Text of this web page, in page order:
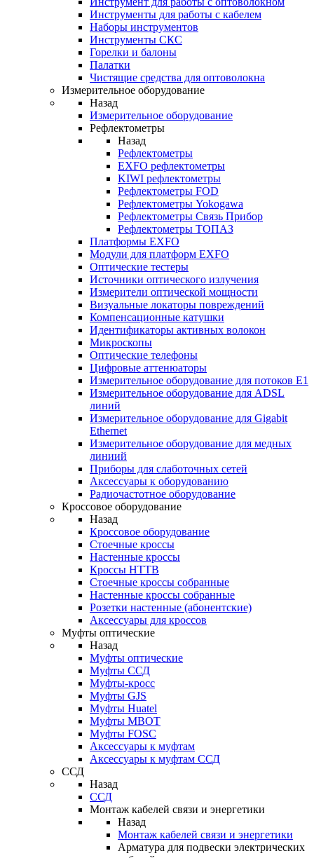
Инструменты для работы с кабелем
Наборы инструментов
Инструменты СКС
Горелки и балоны
Палатки
Чистящие средства для оптоволокна
Измерительное оборудование
Назад
Измерительное оборудование
Рефлектометры
Назад
Рефлектометры
EXFO рефлектометры
KIWI рефлектометры
Рефлектометры FOD
Рефлектометры Yokogawa
Рефлектометры Связь Прибор
Рефлектометры ТОПАЗ
Платформы EXFO
Модули для платформ EXFO
Оптические тестеры
Источники оптического излучения
Измерители оптической мощности
Визуальные локаторы повреждений
Компенсационные катушки
Идентификаторы активных волокон
Микроскопы
Оптические телефоны
Цифровые аттенюаторы
Измерительное оборудование для потоков Е1
Измерительное оборудование для ADSL
линий
Измерительное оборудование для Gigabit
Ethernet
Измерительное оборудование для медных
линиий
Приборы для слаботочных сетей
Аксессуары к оборудованию
Радиочастотное оборудование
Кроссовое оборудование
Назад
Кроссовое оборудование
Стоечные кроссы
Настенные кроссы
Кроссы HTTB
Стоечные кроссы собранные
Настенные кроссы собранные
Розетки настенные (абонентские)
Аксессуары для кроссов
Муфты оптические
Назад
Муфты оптические
Муфты ССД
Муфты-кросс
Муфты GJS
Муфты Huatel
Муфты МВОТ
Муфты FOSC
Аксессуары к муфтам
Аксессуары к муфтам ССД
ССД
Назад
ССД
Монтаж кабелей связи и энергетики
Назад
Монтаж кабелей связи и энергетики
Арматура для подвески электрических